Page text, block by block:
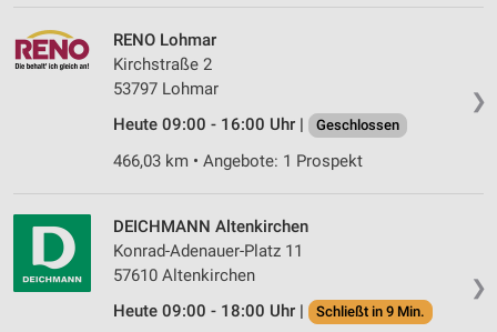
❯
RENO Lohmar
Kirchstraße 2
53797 Lohmar
Heute 09:00 - 16:00 Uhr |
Geschlossen
466,03 km • Angebote: 1 Prospekt
❯
DEICHMANN Altenkirchen
Konrad-Adenauer-Platz 11
57610 Altenkirchen
Heute 09:00 - 18:00 Uhr |
Schließt in 9 Min.